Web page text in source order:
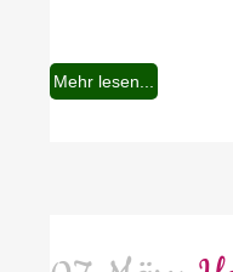
Mehr lesen...